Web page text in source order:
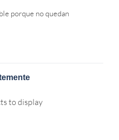
porque no quedan
to display